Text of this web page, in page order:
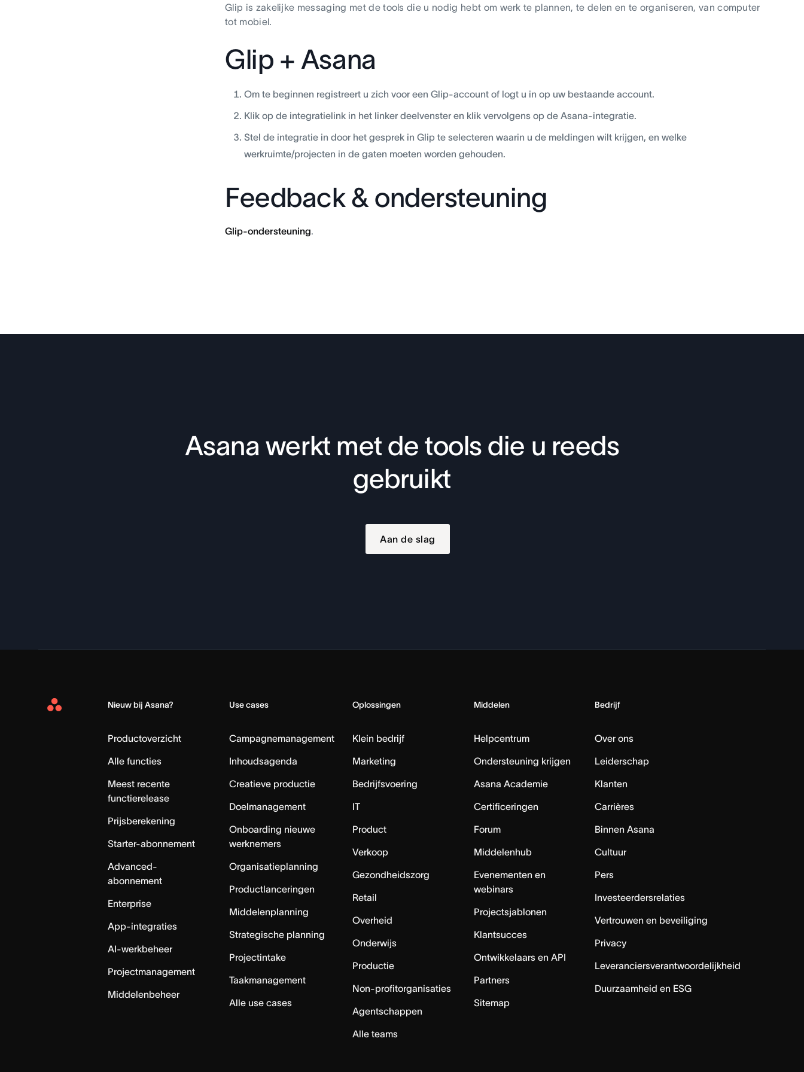
Glip is zakelijke messaging met de tools die u nodig hebt om werk te plannen, te delen en te organiseren, van computer
tot mobiel.
Glip + Asana
Om te beginnen registreert u zich voor een Glip-account of logt u in op uw bestaande account.
Klik op de integratielink in het linker deelvenster en klik vervolgens op de Asana-integratie.
Stel de integratie in door het gesprek in Glip te selecteren waarin u de meldingen wilt krijgen, en welke
werkruimte/projecten in de gaten moeten worden gehouden.
Feedback & ondersteuning
Glip-ondersteuning
Asana werkt met de tools die u reeds
gebruikt
Aan de slag
Asana
Nieuw bij Asana?
Productoverzicht
Alle functies
Meest recente
functierelease
Prijsberekening
Starter-abonnement
Advanced-
abonnement
Enterprise
App-integraties
AI-werkbeheer
Projectmanagement
Middelenbeheer
Use cases
Campagnemanagement
Inhoudsagenda
Creatieve productie
Doelmanagement
Onboarding nieuwe
werknemers
Organisatieplanning
Productlanceringen
Middelenplanning
Strategische planning
Projectintake
Taakmanagement
Alle use cases
Oplossingen
Klein bedrijf
Marketing
Bedrijfsvoering
IT
Product
Verkoop
Gezondheidszorg
Retail
Overheid
Onderwijs
Productie
Non-profitorganisaties
Agentschappen
Alle teams
Middelen
Helpcentrum
Ondersteuning krijgen
Asana Academie
Certificeringen
Forum
Middelenhub
Evenementen en
webinars
Projectsjablonen
Klantsucces
Ontwikkelaars en API
Partners
Sitemap
Bedrijf
Over ons
Leiderschap
Klanten
Carrières
Binnen Asana
Cultuur
Pers
Investeerdersrelaties
Vertrouwen en beveiliging
Privacy
Leveranciersverantwoordelijkheid
Duurzaamheid en ESG